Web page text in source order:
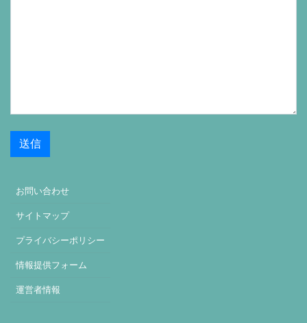
お問い合わせ
サイトマップ
プライバシーポリシー
情報提供フォーム
運営者情報